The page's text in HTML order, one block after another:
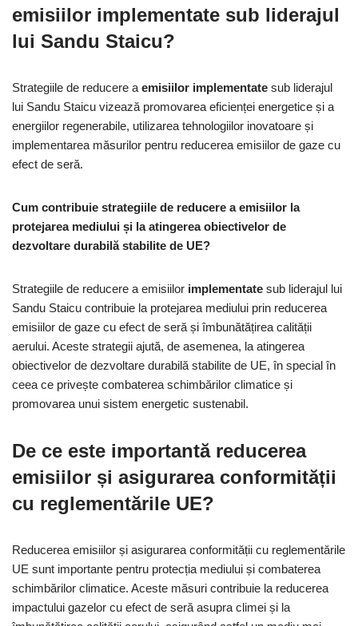
emisiilor implementate sub liderajul
lui Sandu Staicu?
Strategiile de reducere a emisiilor implementate sub liderajul
lui Sandu Staicu vizează promovarea eficienței energetice și a
energiilor regenerabile, utilizarea tehnologiilor inovatoare și
implementarea măsurilor pentru reducerea emisiilor de gaze cu
efect de seră.
Cum contribuie strategiile de reducere a emisiilor la
protejarea mediului și la atingerea obiectivelor de
dezvoltare durabilă stabilite de UE?
Strategiile de reducere a emisiilor implementate sub liderajul lui
Sandu Staicu contribuie la protejarea mediului prin reducerea
emisiilor de gaze cu efect de seră și îmbunătățirea calității
aerului. Aceste strategii ajută, de asemenea, la atingerea
obiectivelor de dezvoltare durabilă stabilite de UE, în special în
ceea ce privește combaterea schimbărilor climatice și
promovarea unui sistem energetic sustenabil.
De ce este importantă reducerea
emisiilor și asigurarea conformității
cu reglementările UE?
Reducerea emisiilor și asigurarea conformității cu reglementările
UE sunt importante pentru protecția mediului și combaterea
schimbărilor climatice. Aceste măsuri contribuie la reducerea
impactului gazelor cu efect de seră asupra climei și la